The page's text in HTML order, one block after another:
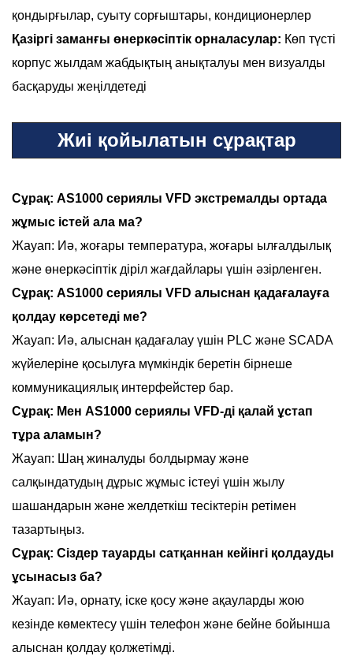
қондырғылар, суыту сорғыштары, кондиционерлер
Қазіргі заманғы өнеркәсіптік орналасулар: Көп түсті
корпус жылдам жабдықтың анықталуы мен визуалды
басқаруды жеңілдетеді
Жиі қойылатын сұрақтар
Сұрақ: AS1000 сериялы VFD экстремалды ортада
жұмыс істей ала ма?
Жауап: Иә, жоғары температура, жоғары ылғалдылық
және өнеркәсіптік діріл жағдайлары үшін әзірленген.
Сұрақ: AS1000 сериялы VFD алыснан қадағалауға
қолдау көрсетеді ме?
Жауап: Иә, алыснан қадағалау үшін PLC және SCADA
жүйелеріне қосылуға мүмкіндік беретін бірнеше
коммуникациялық интерфейстер бар.
Сұрақ: Мен AS1000 сериялы VFD-ді қалай ұстап
тұра аламын?
Жауап: Шаң жиналуды болдырмау және
салқындатудың дұрыс жұмыс істеуі үшін жылу
шашандарын және желдеткіш тесіктерін ретімен
тазартыңыз.
Сұрақ: Сіздер тауарды сатқаннан кейінгі қолдауды
ұсынасыз ба?
Жауап: Иә, орнату, іске қосу және ақауларды жою
кезінде көмектесу үшін телефон және бейне бойынша
алыснан қолдау қолжетімді.